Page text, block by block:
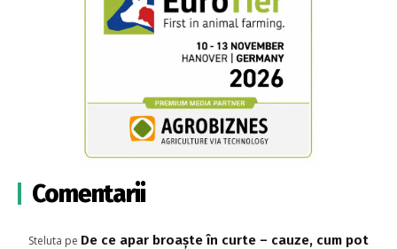
Comentarii
Steluta pe De ce apar broaște în curte – cauze, cum pot